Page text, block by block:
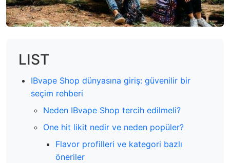
LIST
IBvape Shop dünyasına giriş: güvenilir bir
seçim rehberi
Neden IBvape Shop tercih edilmeli?
One hit likit nedir ve neden popüler?
Flavor profilleri ve kategori bazlı
öneriler